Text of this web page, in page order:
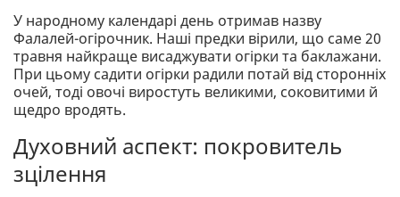
У народному календарі день отримав назву
Фалалей-огірочник. Наші предки вірили, що саме 20
травня найкраще висаджувати огірки та баклажани.
При цьому садити огірки радили потай від сторонніх
очей, тоді овочі виростуть великими, соковитими й
щедро вродять.
Духовний аспект: покровитель
зцілення